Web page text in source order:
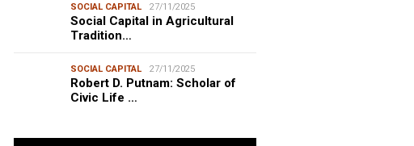
SOCIAL CAPITAL 27/11/2025
Social Capital in Agricultural
Tradition…
SOCIAL CAPITAL 27/11/2025
Robert D. Putnam: Scholar of
Civic Life …